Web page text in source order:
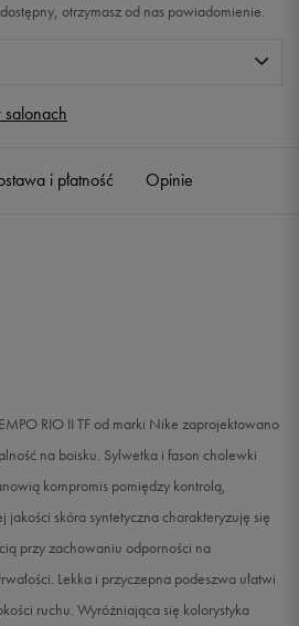
otrzymasz od nas powiadomienie.
Powiadom o dostępności
Powiadom o dostępności
Powiadom o dostępności
i płatność Opinie
RIO II TF od marki Nike zaprojektowano
na boisku. Sylwetka i fason cholewki
kompromis pomiędzy kontrolą,
jakości skóra syntetyczna charakteryzuję się
przy zachowaniu odporności na
Lekka i przyczepna podeszwa ułatwi
ruchu. Wyróżniająca się kolorystyka